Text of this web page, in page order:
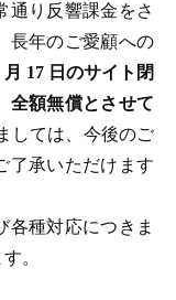
通り反響課金をさ
長年のご愛顧への
17 日のサイト閉
全額無償とさせて
しては、今後のご
了承いただけます
各種対応につきま
。